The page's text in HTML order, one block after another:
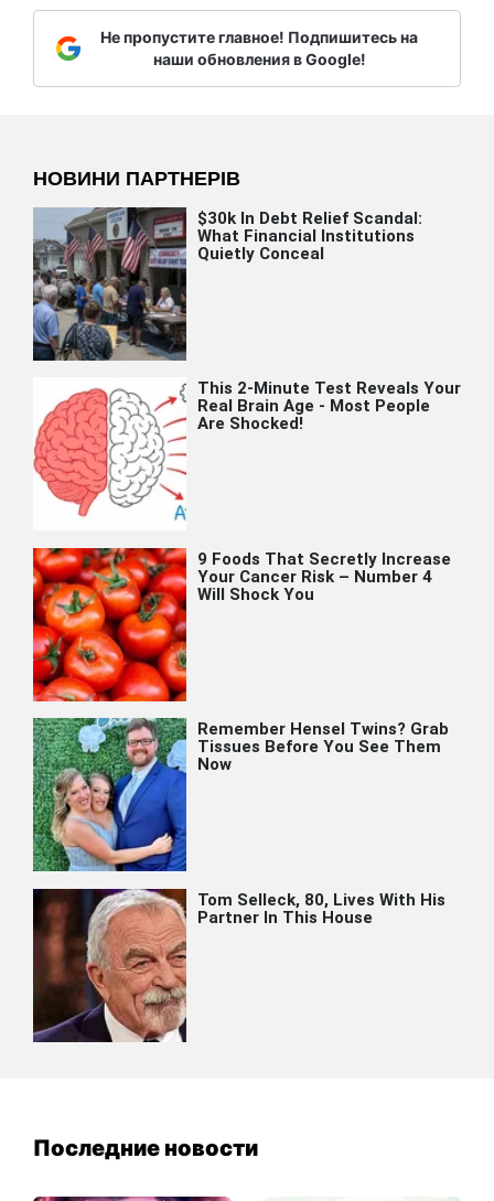
Не пропустите главное! Подпишитесь на
наши обновления в Google!
Последние новости